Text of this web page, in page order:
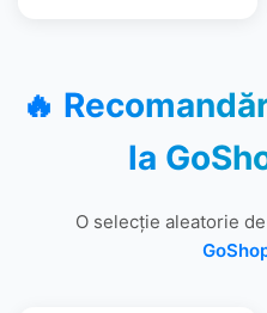
🔥
la
O selecție aleatorie